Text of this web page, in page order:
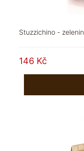
Stuzzichino -
146 Kč